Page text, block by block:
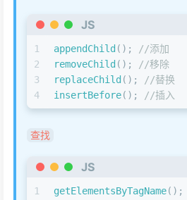
JS
1
2
3
4
appendChild ();
//添加
removeChild ();
//移除
replaceChild ();
//替换
insertBefore(); //插入
查找
JS
1
getElementsByTagName();